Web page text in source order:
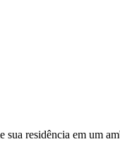
sua residência em um